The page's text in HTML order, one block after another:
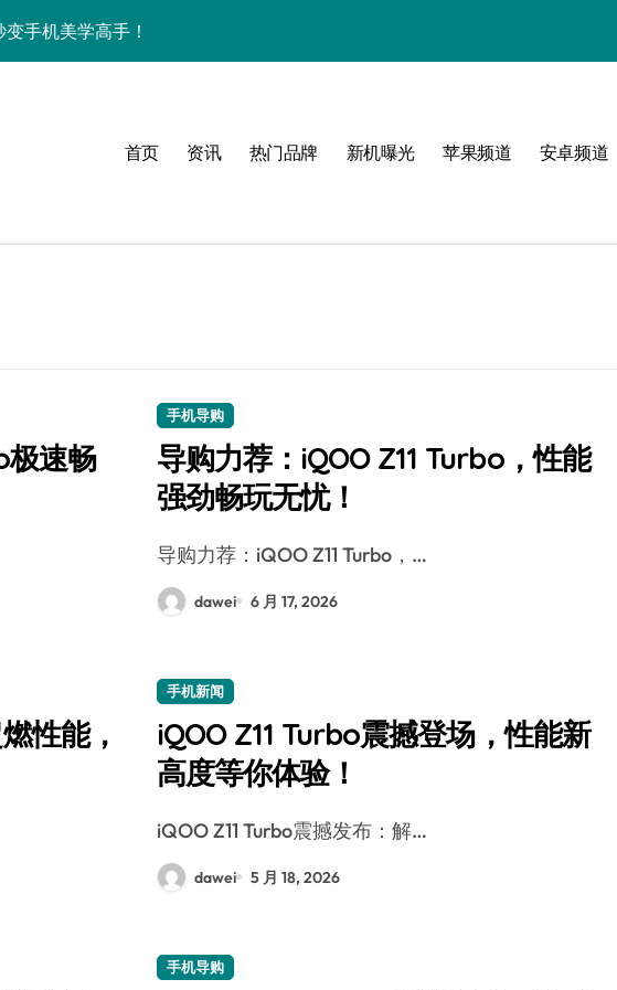
手机美学高手！
舰新体验！
尽享炫美新体验
解锁个性美
定制炫酷玩法
星美学新巅峰！
！定制主题潮爆了！
首页 资讯 热门品牌 新机曝光 苹果频道 安卓频道
极速畅
手机导购
导购力荐：iQOO Z11 Turbo，性能
强劲畅玩无忧！
导购力荐：iQOO Z11 Turbo，…
dawei 6 月 17, 2026
性能，
手机新闻
iQOO Z11 Turbo震撼登场，性能新
高度等你体验！
iQOO Z11 Turbo震撼发布：解…
dawei 5 月 18, 2026
手机导购